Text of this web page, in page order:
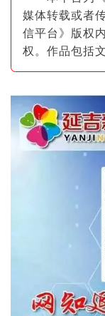
媒体转载或者
信平台》版权
权。作品包括